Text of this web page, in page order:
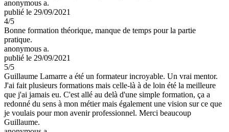
anonymous a.
publié le 29/09/2021
4/5
Bonne formation théorique, manque de temps pour la partie
pratique.
anonymous a.
publié le 29/09/2021
5/5
Guillaume Lamarre a été un formateur incroyable. Un vrai mentor.
J'ai fait plusieurs formations mais celle-là à de loin été la meilleure
que j'ai jamais eu. C'est allé au delà d'une simple formation, ça a
redonné du sens à mon métier mais également une vision sur ce que
je voulais pour mon avenir professionnel. Merci beaucoup
Guillaume.